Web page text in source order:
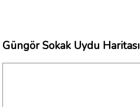
Güngör Sokak Uydu Haritası